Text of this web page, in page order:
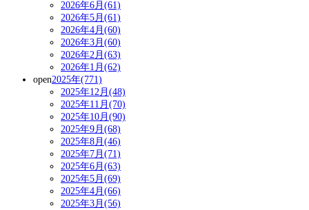
2026年6月(61)
2026年5月(61)
2026年4月(60)
2026年3月(60)
2026年2月(63)
2026年1月(62)
open2025年(771)
2025年12月(48)
2025年11月(70)
2025年10月(90)
2025年9月(68)
2025年8月(46)
2025年7月(71)
2025年6月(63)
2025年5月(69)
2025年4月(66)
2025年3月(56)